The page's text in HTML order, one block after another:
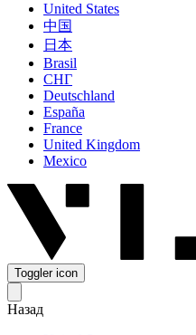
United States
中国
日本
Brasil
СНГ
Deutschland
España
France
United Kingdom
Mexico
Toggler icon
Назад